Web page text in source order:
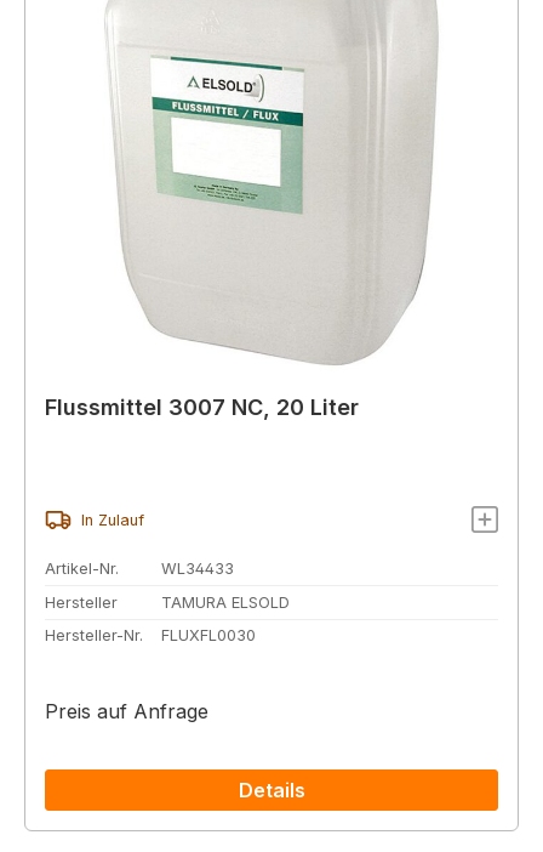
Flussmittel 3007 NC, 20 Liter
In Zulauf
Artikel-Nr.
WL34433
Hersteller
TAMURA ELSOLD
Hersteller-Nr.
FLUXFL0030
Preis auf Anfrage
Details